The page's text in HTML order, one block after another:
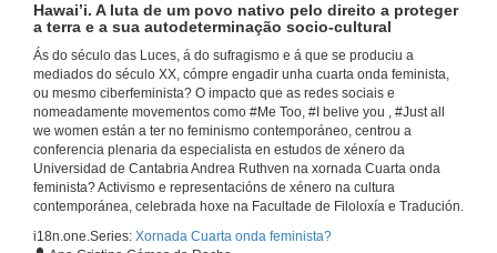
Hawai’i. A luta de um povo nativo pelo direito a proteger
a terra e a sua autodeterminação socio-cultural
Ás do século das Luces, á do sufragismo e á que se produciu a
mediados do século XX, cómpre engadir unha cuarta onda feminista,
ou mesmo ciberfeminista? O impacto que as redes sociais e
nomeadamente movementos como #Me Too, #I belive you , #Just all
we women están a ter no feminismo contemporáneo, centrou a
conferencia plenaria da especialista en estudos de xénero da
Universidad de Cantabria Andrea Ruthven na xornada Cuarta onda
feminista? Activismo e representacións de xénero na cultura
contemporánea, celebrada hoxe na Facultade de Filoloxía e Tradución.
i18n.one.Series: Xornada Cuarta onda feminista?
Intervención de María Platas Alonso
19 de out. de 2018
Presentación de Andrea Ruthven
17 de out. de 2018